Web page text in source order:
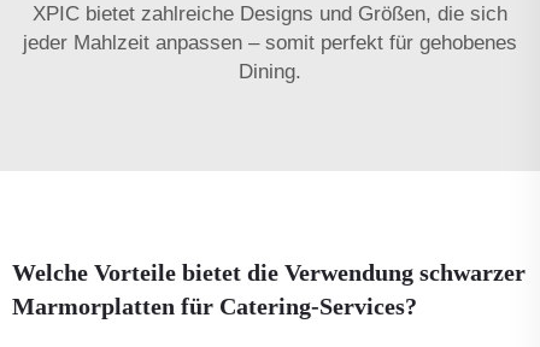
XPIC bietet zahlreiche Designs und Größen, die sich
jeder Mahlzeit anpassen – somit perfekt für gehobenes
Dining.
Welche Vorteile bietet die Verwendung schwarzer
Marmorplatten für Catering-Services?